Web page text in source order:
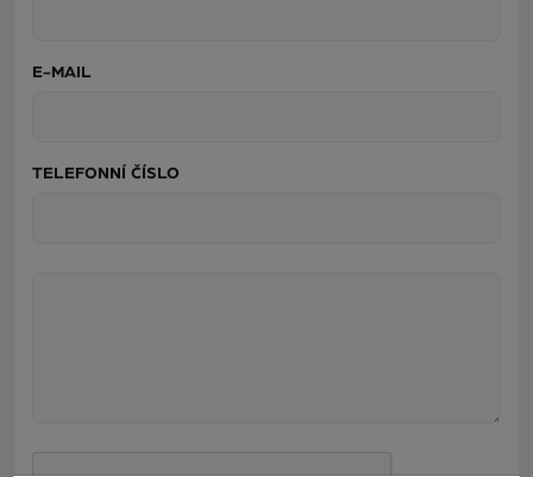
E-MAIL
TELEFONNÍ ČÍSLO